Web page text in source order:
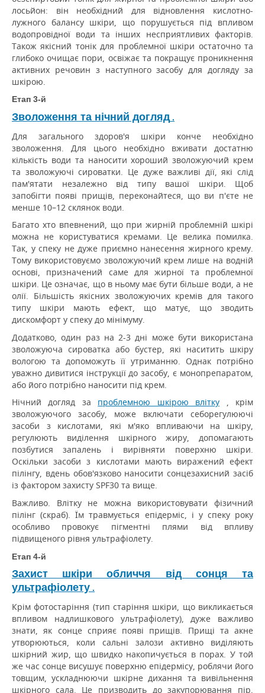
лосьйон: він необхідний для відновлення кислотно-
лужного балансу шкіри, що порушується під впливом
водопровідної води та інших несприятливих факторів.
Також якісний тонік для проблемної шкіри остаточно та
глибоко очищає пори, освіжає та покращує проникнення
активних речовин з наступного засобу для догляду за
шкірою.
Етап 3-й
Зволоження та нічний догляд .
Для загального здоров'я шкіри конче необхідно
зволоження. Для цього необхідно вживати достатню
кількість води та наносити хороший зволожуючий крем
та зволожуючі сироватки. Це дуже важливі дії, які слід
пам'ятати незалежно від типу вашої шкіри. Щоб
запобігти появі прищів, переконайтеся, що ви п'єте не
менше 10–12 склянок води.
Багато хто впевнений, що при жирній проблемній шкірі
можна не користуватися кремами. Це велика помилка.
Так, у спеку не дуже приємно нанесення жирного крему.
Тому використовуємо зволожуючий крем лише на водній
основі, призначений саме для жирної та проблемної
шкіри. Це означає, що в ньому має бути більше води, а не
олії. Більшість якісних зволожуючих кремів для такого
типу шкіри мають ефект, що матує, що зводить
дискомфорт у спеку до мінімуму.
Додатково, один раз на 2-3 дні може бути використана
зволожуюча сироватка або бустер, які наситить шкіру
вологою та допоможуть її утриманню. Однак потрібно
уважно дивитися інструкції до засобу, є монопрепаратом,
або його потрібно наносити під крем.
Нічний догляд за проблемною шкірою влітку , крім
зволожуючого засобу, може включати себорегулюючі
засоби з кислотами, які м'яко впливаючи на шкіру,
регулюють виділення шкірного жиру, допомагають
позбутися запалень і вирівняти поверхню шкіри.
Оскільки засоби з кислотами мають виражений ефект
пілінгу, вдень обов'язково наносити сонцезахисний засіб
із фактором захисту SPF30 та вище.
Важливо. Влітку не можна використовувати фізичний
пілінг (скраб).Їм травмується епідерміс, і у спеку року
особливо провокує пігментні плями від впливу
підвищеного рівня ультрафіолету.
Етап 4-й
Захист шкіри обличчя від сонця та
ультрафіолету .
Крім фотостаріння (тип старіння шкіри, що викликається
впливом надлишкового ультрафіолету), дуже важливо
знати, як сонце сприяє появі прищів. Прищі та акне
утворюються, коли сальні залози активно виділяють
шкірний жир, що швидко накопичується в порах. У той
же час сонце висушує поверхню епідермісу, роблячи його
товщим, ускладнюючи шкірне дихання та вивільнення
шкірного сала. Це призводить до закупорювання пір,